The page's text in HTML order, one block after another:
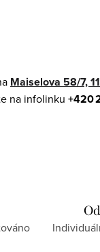
Maiselova 58/7,
na infolinku +420